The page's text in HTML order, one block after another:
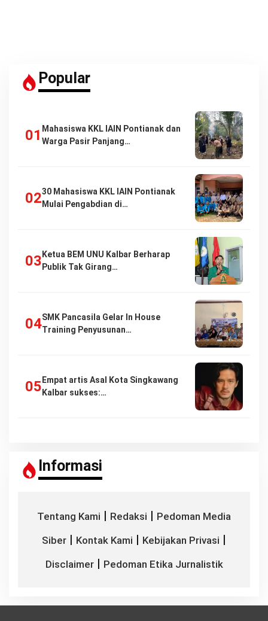
Popular
Mahasiswa KKL IAIN Pontianak dan
Warga Pasir Panjang…
30 Mahasiswa KKL IAIN Pontianak
Mulai Pengabdian di…
Ketua BEM UNU Kalbar Berharap
Publik Tak Girang…
SMK Pancasila Gelar In House
Training Penyusunan…
Empat artis Asal Kota Singkawang
Kalbar sukses:…
Informasi
Tentang Kami | Redaksi | Pedoman Media
Siber | Kontak Kami | Kebijakan Privasi |
Disclaimer| Pedoman Etika Jurnalistik